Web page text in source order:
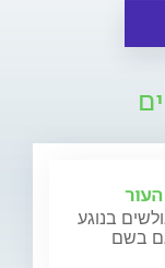
בנוגע
בשם